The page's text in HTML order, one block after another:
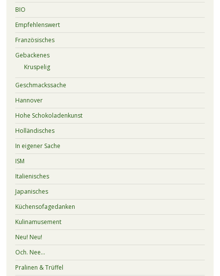
BIO
Empfehlenswert
Französisches
Gebackenes
Kruspelig
Geschmackssache
Hannover
Hohe Schokoladenkunst
Holländisches
In eigener Sache
ISM
Italienisches
Japanisches
Küchensofagedanken
Kulinamusement
Neu! Neu!
Och. Nee…
Pralinen & Trüffel